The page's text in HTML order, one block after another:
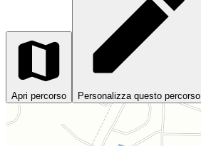
Apri percorso Personalizza questo percorso